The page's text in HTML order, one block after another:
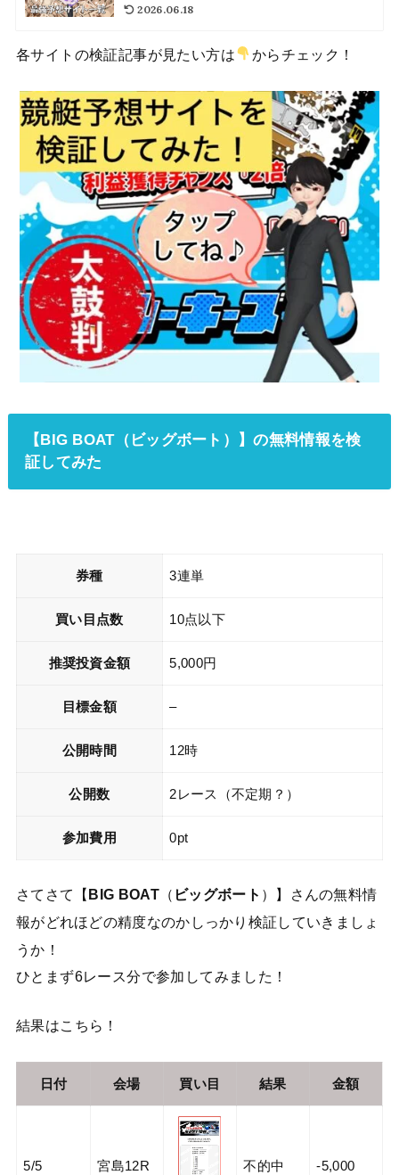
2026.06.18
各サイトの検証記事が見たい方は からチェック！
【BIG BOAT（ビッグボート）】の無料情報を検
証してみた
券種 3連単
買い目点数 10点以下
推奨投資金額 5,000円
目標金額 –
公開時間 12時
公開数 2レース（不定期？）
参加費用 0pt
さてさて【BIG BOAT（ ビッグボート ）】さんの無料情
報がどれほどの精度なのかしっかり検証していきましょ
うか！
ひとまず6レース分で参加してみました！
結果はこちら！
日付 会場 買い目 結果 金額
5/5 宮島12R 不的中 -5,000